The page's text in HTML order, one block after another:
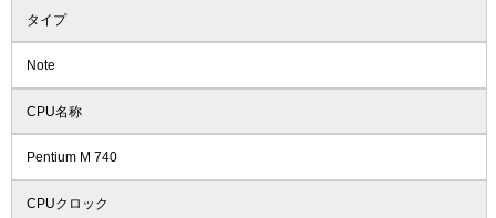
タイプ
Note
CPU名称
Pentium M 740
CPUクロック